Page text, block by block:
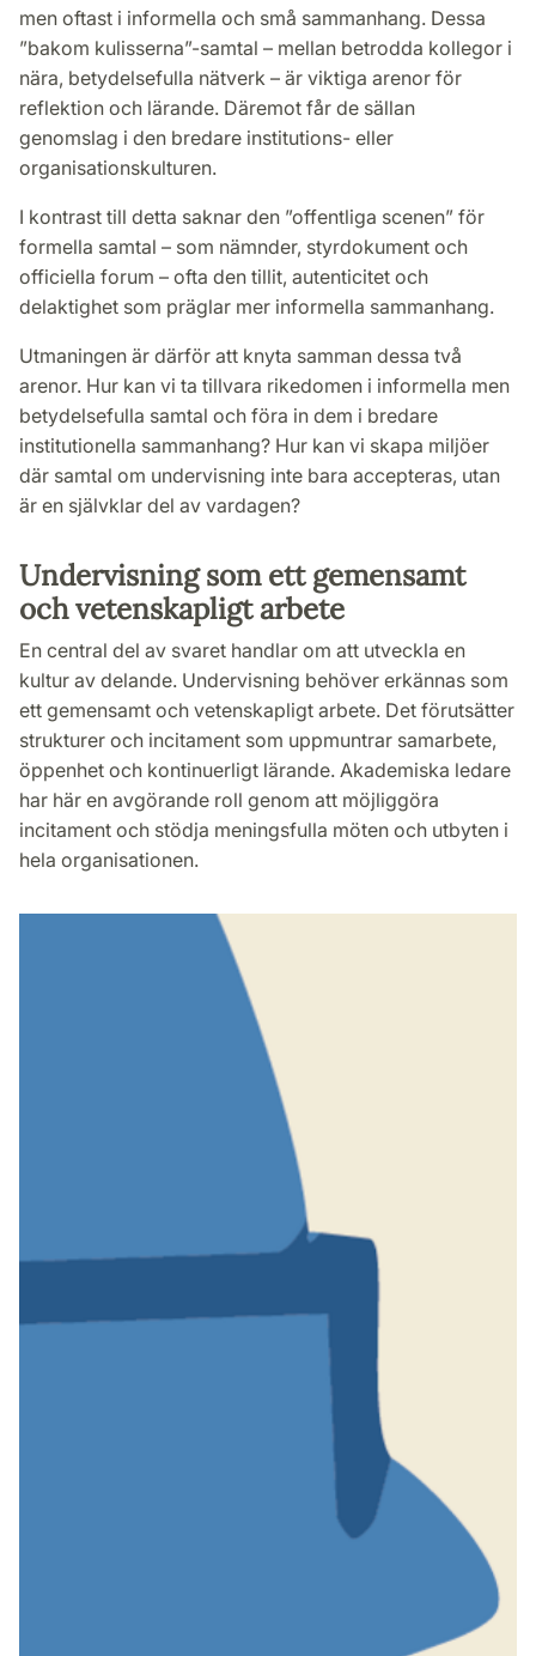
men oftast i informella och små sammanhang. Dessa
”bakom kulisserna”-samtal – mellan betrodda kollegor i
nära, betydelsefulla nätverk – är viktiga arenor för
reflektion och lärande. Däremot får de sällan
genomslag i den bredare institutions- eller
organisationskulturen.
I kontrast till detta saknar den ”offentliga scenen” för
formella samtal – som nämnder, styrdokument och
officiella forum – ofta den tillit, autenticitet och
delaktighet som präglar mer informella sammanhang.
Utmaningen är därför att knyta samman dessa två
arenor. Hur kan vi ta tillvara rikedomen i informella men
betydelsefulla samtal och föra in dem i bredare
institutionella sammanhang? Hur kan vi skapa miljöer
där samtal om undervisning inte bara accepteras, utan
är en självklar del av vardagen?
Undervisning som ett gemensamt
och vetenskapligt arbete
En central del av svaret handlar om att utveckla en
kultur av delande. Undervisning behöver erkännas som
ett gemensamt och vetenskapligt arbete. Det förutsätter
strukturer och incitament som uppmuntrar samarbete,
öppenhet och kontinuerligt lärande. Akademiska ledare
har här en avgörande roll genom att möjliggöra
incitament och stödja meningsfulla möten och utbyten i
hela organisationen.